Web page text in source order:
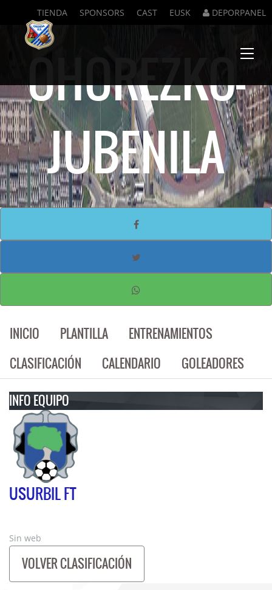
TIENDA SPONSORS CAST EUSK DEPORPANEL
Menu
OHOREZKO-
JUBENILA
INICIO PLANTILLA
ENTRENAMIENTOS
CLASIFICACIÓN
CALENDARIO
GOLEADORES
INFO EQUIPO
USURBIL FT
Sin web
VOLVER CLASIFICACIÓN